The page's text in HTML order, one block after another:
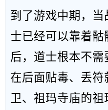
到了游戏中期，
士已经可以靠着
后，道士根本不
在后面贴毒、丢
卫、祖玛寺庙的